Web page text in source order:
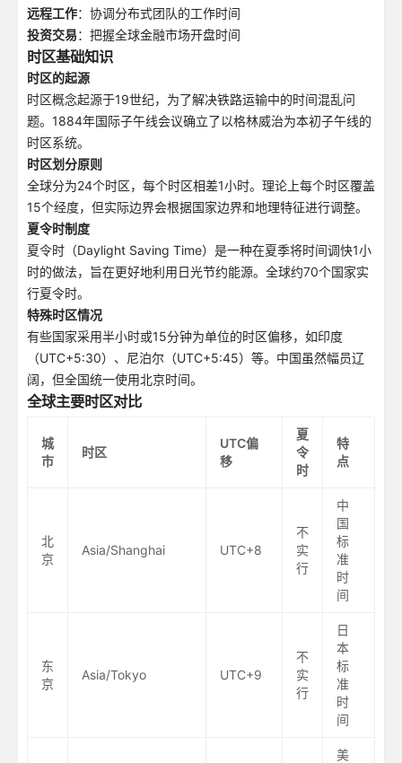
远程工作：协调分布式团队的工作时间
投资交易：把握全球金融市场开盘时间
时区基础知识
时区的起源
时区概念起源于19世纪，为了解决铁路运输中的时间混乱问
题。1884年国际子午线会议确立了以格林威治为本初子午线的
时区系统。
时区划分原则
全球分为24个时区，每个时区相差1小时。理论上每个时区覆盖
15个经度，但实际边界会根据国家边界和地理特征进行调整。
夏令时制度
夏令时（Daylight Saving Time）是一种在夏季将时间调快1小
时的做法，旨在更好地利用日光节约能源。全球约70个国家实
行夏令时。
特殊时区情况
有些国家采用半小时或15分钟为单位的时区偏移，如印度
（UTC+5:30）、尼泊尔（UTC+5:45）等。中国虽然幅员辽
阔，但全国统一使用北京时间。
全球主要时区对比
城
市
时区
UTC偏
移
夏
令
时
特
点
北
京
Asia/Shanghai UTC+8
不
实
行
中
国
标
准
时
间
东
京
Asia/Tokyo UTC+9
不
实
行
日
本
标
准
时
间
美